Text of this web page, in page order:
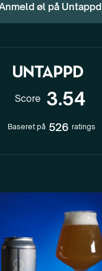
øl på Untappd
Score 3.54
Baseret på 526 ratings